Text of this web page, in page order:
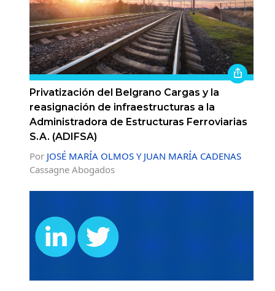
Privatización del Belgrano Cargas y la
reasignación de infraestructuras a la
Administradora de Estructuras Ferroviarias
S.A. (ADIFSA)
Por JOSÉ MARÍA OLMOS Y JUAN MARÍA CADENAS
Cassagne Abogados